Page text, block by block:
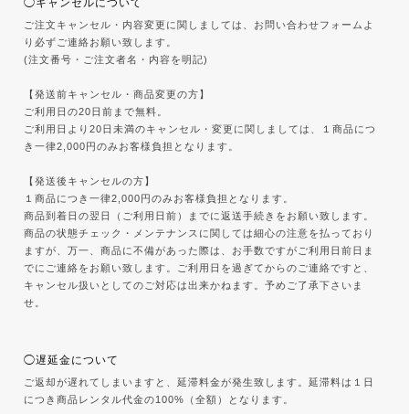
ご注文キャンセル・内容変更に関しましては、お問い合わせフォームよ
り必ずご連絡お願い致します。
(注文番号・ご注文者名・内容を明記)
【発送前キャンセル・商品変更の方】
ご利用日の20日前まで無料。
ご利用日より20日未満のキャンセル・変更に関しましては、１商品につ
き一律2,000円のみお客様負担となります。
【発送後キャンセルの方】
１商品につき一律2,000円のみお客様負担となります。
商品到着日の翌日（ご利用日前）までに返送手続きをお願い致します。
商品の状態チェック・メンテナンスに関しては細心の注意を払っており
ますが、万一、商品に不備があった際は、お手数ですがご利用日前日ま
でにご連絡をお願い致します。ご利用日を過ぎてからのご連絡ですと、
キャンセル扱いとしてのご対応は出来かねます。予めご了承下さいま
せ。
◯遅延金について
ご返却が遅れてしまいますと、延滞料金が発生致します。延滞料は１日
につき商品レンタル代金の100%（全額）となります。